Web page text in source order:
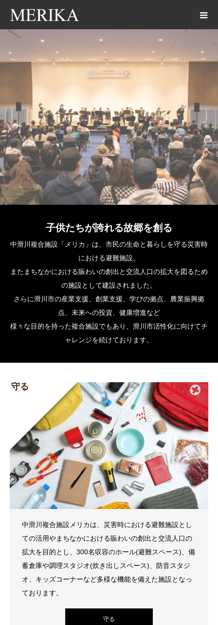
子供たちが誇れる故郷を創る
中滑川複合施設「メリカ」は、市民の生命と暮らしを守る災害時
における避難施設。
またまちなかにおける賑わいの創出と交流人口の拡大を図るため
の施設として建設されました。
さらに滑川市の産業支援、創業支援、学びの拠点、農業振興拠
点、未来への投資、健康増進など
様々な目的を持った複合施設でもあり、滑川市活性化に向けてチ
ャレンジを続けております。
守る
中滑川複合施設メリカは、災害時における避難施設とし
ての活用やまちなかにおける賑わいの創出と交流人口の
拡大を目的とし、300名収容のホール(避難スペース)、備
蓄倉庫や調理スタジオ(炊き出しスペース)、防音スタジ
オ、キッズコーナーなど多様な機能を備えた施設となっ
ております。
守る